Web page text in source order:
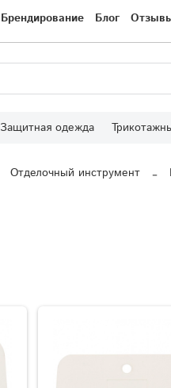
Брендирование Блог
Защитная одежда
Отделочный инструмент